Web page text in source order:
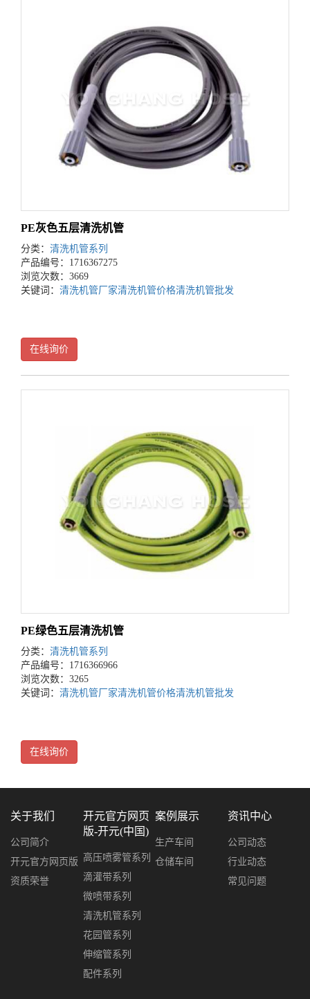
PE灰色五层清洗机管
分类： 清洗机管系列
产品编号：1716367275
浏览次数：3669
关键词： 清洗机管厂家清洗机管价格清洗机管批发
在线询价
PE绿色五层清洗机管
分类： 清洗机管系列
产品编号：1716366966
浏览次数：3265
关键词： 清洗机管厂家清洗机管价格清洗机管批发
在线询价
关于我们
公司简介
开元官方网页版
资质荣誉
开元官方网页
版-开元(中国)
高压喷雾管系列
滴灌带系列
微喷带系列
清洗机管系列
花园管系列
伸缩管系列
配件系列
案例展示
生产车间
仓储车间
资讯中心
公司动态
行业动态
常见问题